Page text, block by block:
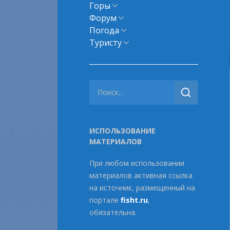
ГорыПоказать
подменю
ФорумПоказать
подменю
ПогодаПоказать
подменю
ТуристуПоказать
ИСПОЛЬЗОВАНИЕ
МАТЕРИАЛОВ
При любом использовании
материалов активная ссылка
на источник, размещенный на
портале fisht.ru,
обязательна.